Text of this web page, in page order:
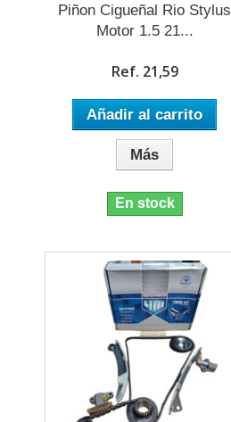
Piñon Cigueñal Rio Stylus
Motor 1.5 21...
Ref. 21,59
Añadir al carrito
Más
En stock